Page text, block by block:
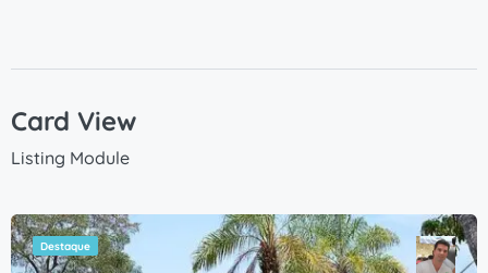
Card View
Listing Module
Destaque